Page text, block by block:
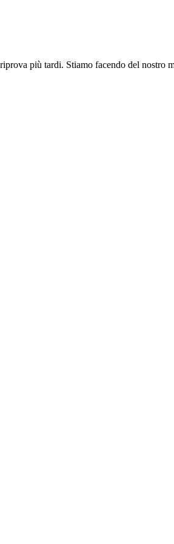
più tardi. Stiamo facendo del nostro